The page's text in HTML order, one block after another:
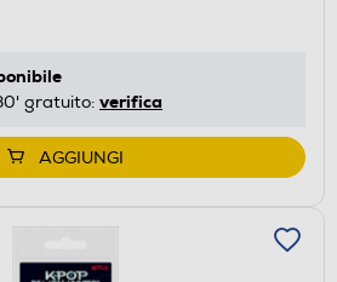
gratuito: verifica
AGGIUNGI